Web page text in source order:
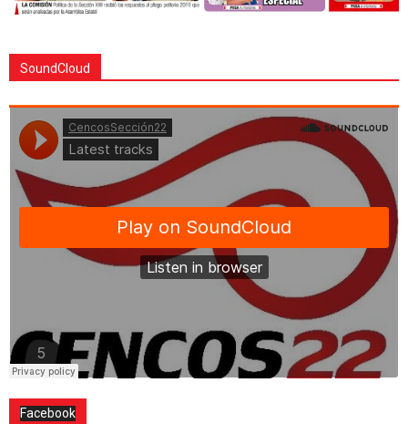
SoundCloud
Facebook